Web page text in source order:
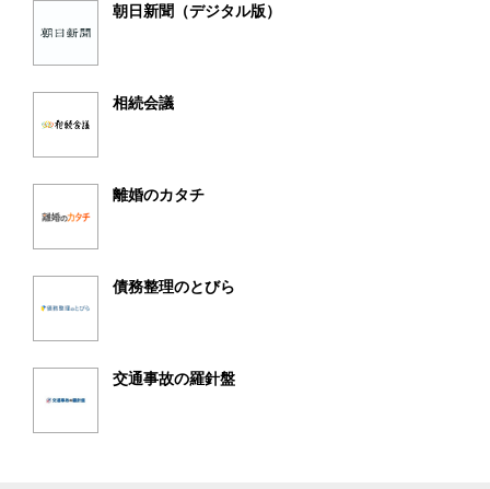
朝日新聞（デジタル版）
相続会議
離婚のカタチ
債務整理のとびら
交通事故の羅針盤